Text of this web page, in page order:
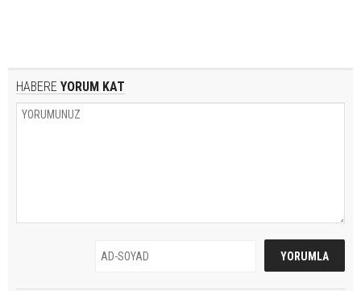
HABERE YORUM KAT